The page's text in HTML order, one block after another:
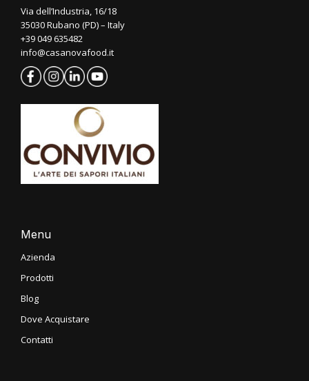
Via dell’Industria, 16/18
35030 Rubano (PD) – Italy
+39 049 635482
info@casanovafood.it
Menu
Azienda
Prodotti
Blog
Dove Acquistare
Contatti